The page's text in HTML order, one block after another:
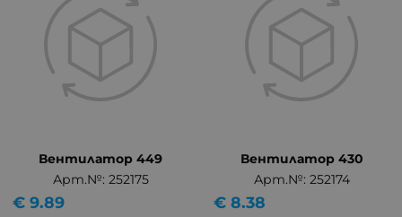
Вентилатор 449
Арт.№: 252175
9.89
€
Вентилатор 430
Арт.№: 252174
8.38
€